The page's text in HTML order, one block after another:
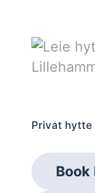
Privat hytte